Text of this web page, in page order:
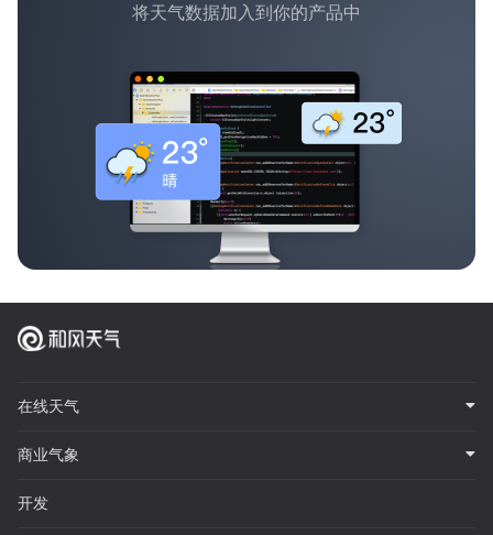
将天气数据加入到你的产品中
在线天气
商业气象
开发